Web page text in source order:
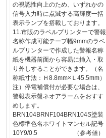
の視認性向上のため、いずれかの
信号入力時に点滅する高輝度一括
表示ランプを搭載しております。
11.市販のラベルプリンターで警報
名称作成可能テープ幅9mmのラベ
ルプリンターで作成した警報名称
紙を機器前面から容易に挿入・取
り外しすることができます。（名
称紙寸法：Ｈ8.8mm×Ｌ45.5mm）
注）停電補償付が必要な場合は、
警報表示盤ネオアラームをおすす
めします。
BRN104BRNF104BRN104S塗装
色標準色名ホワイトマンセル記号
10Y9/0.5 （参考値）